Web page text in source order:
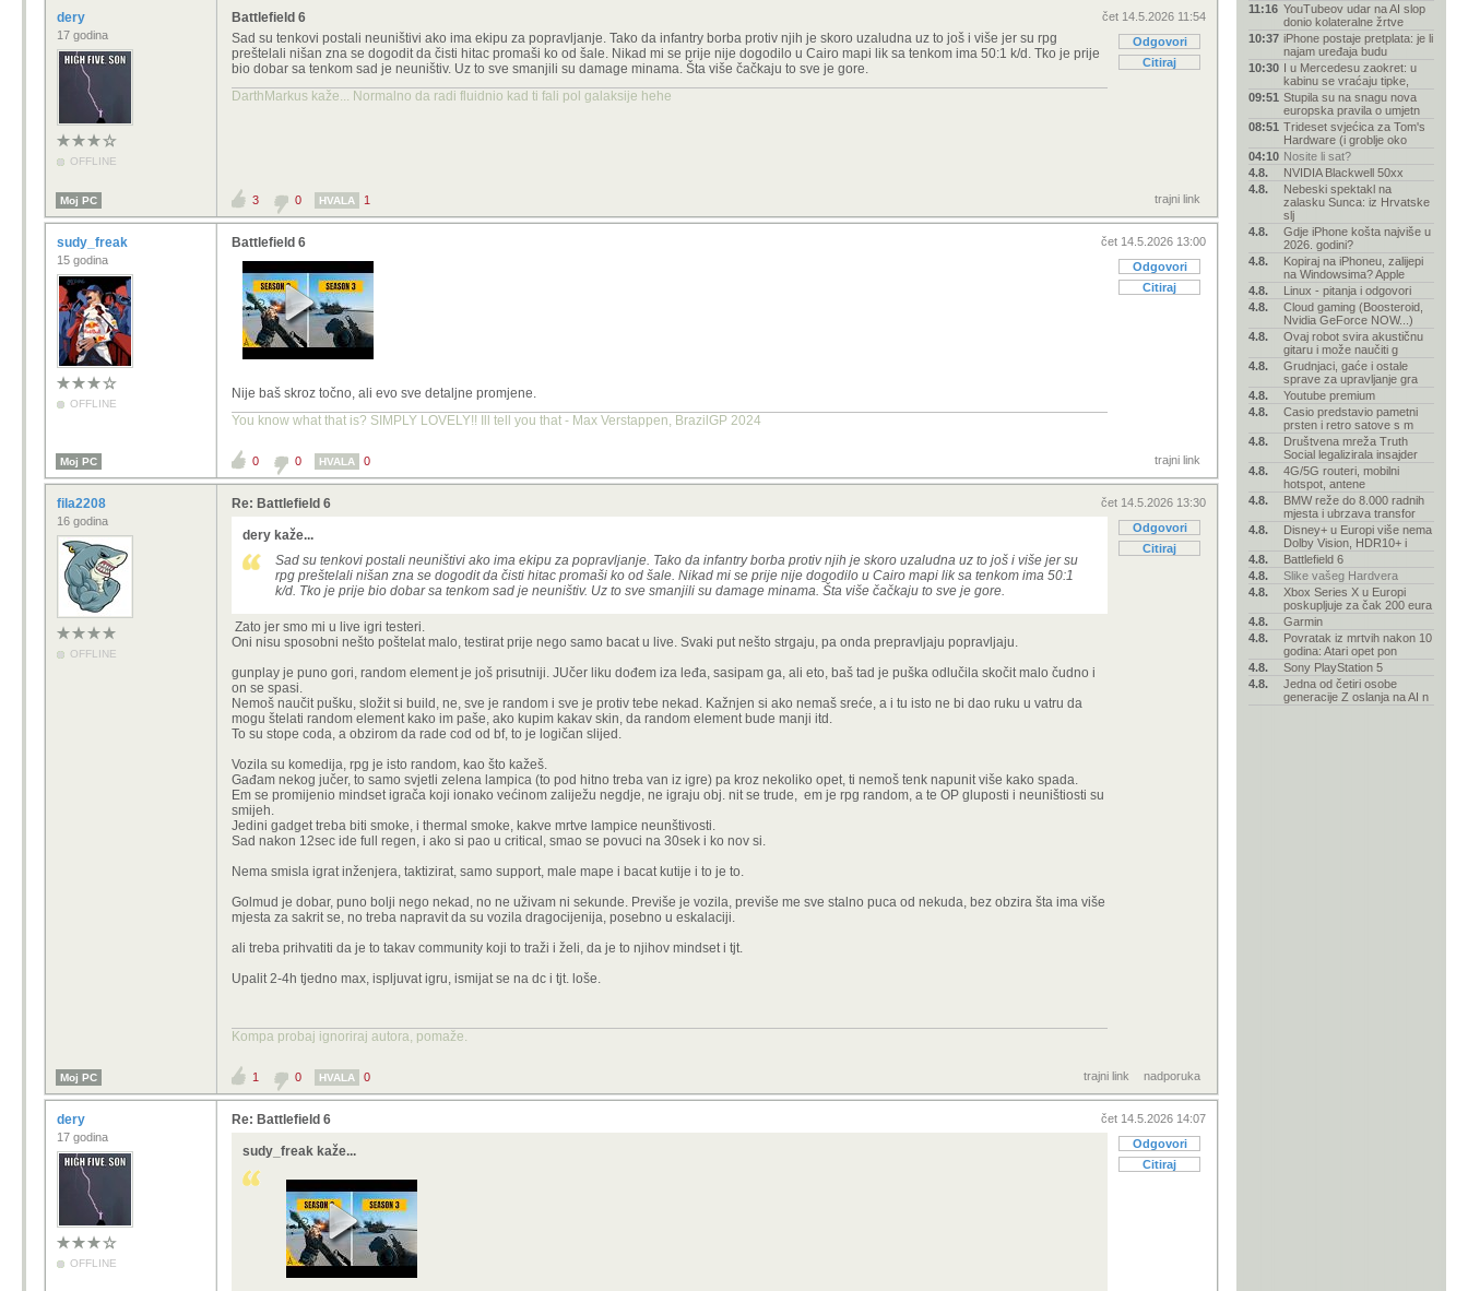
dery
17 godina
OFFLINE
čet 14.5.2026 11:54
Odgovori
Citiraj
Battlefield 6
Sad su tenkovi postali neuništivi ako ima ekipu za popravljanje. Tako da infantry borba protiv njih je skoro uzaludna uz to još i više jer su rpg
preštelali nišan zna se dogodit da čisti hitac promaši ko od šale. Nikad mi se prije nije dogodilo u Cairo mapi lik sa tenkom ima 50:1 k/d. Tko je prije
bio dobar sa tenkom sad je neuništiv. Uz to sve smanjili su damage minama. Šta više čačkaju to sve je gore.
DarthMarkus kaže... Normalno da radi fluidnio kad ti fali pol galaksije hehe
Moj PC trajni link
3 0 HVALA 1
sudy_freak
15 godina
OFFLINE
čet 14.5.2026 13:00
Odgovori
Citiraj
Battlefield 6
Nije baš skroz točno, ali evo sve detaljne promjene.
You know what that is? SIMPLY LOVELY!! Ill tell you that - Max Verstappen, BrazilGP 2024
Moj PC trajni link
0 0 HVALA 0
fila2208
16 godina
OFFLINE
čet 14.5.2026 13:30
Odgovori
Citiraj
Re: Battlefield 6
dery kaže...
Sad su tenkovi postali neuništivi ako ima ekipu za popravljanje. Tako da infantry borba protiv njih je skoro uzaludna uz to još i više jer su
rpg preštelali nišan zna se dogodit da čisti hitac promaši ko od šale. Nikad mi se prije nije dogodilo u Cairo mapi lik sa tenkom ima 50:1
k/d. Tko je prije bio dobar sa tenkom sad je neuništiv. Uz to sve smanjili su damage minama. Šta više čačkaju to sve je gore.
Zato jer smo mi u live igri testeri.
Oni nisu sposobni nešto poštelat malo, testirat prije nego samo bacat u live. Svaki put nešto strgaju, pa onda prepravljaju popravljaju.
gunplay je puno gori, random element je još prisutniji. JUčer liku dođem iza leđa, sasipam ga, ali eto, baš tad je puška odlučila skočit malo čudno i
on se spasi.
Nemoš naučit pušku, složit si build, ne, sve je random i sve je protiv tebe nekad. Kažnjen si ako nemaš sreće, a i tu isto ne bi dao ruku u vatru da
mogu štelati random element kako im paše, ako kupim kakav skin, da random element bude manji itd.
To su stope coda, a obzirom da rade cod od bf, to je logičan slijed.
Vozila su komedija, rpg je isto random, kao što kažeš.
Gađam nekog jučer, to samo svjetli zelena lampica (to pod hitno treba van iz igre) pa kroz nekoliko opet, ti nemoš tenk napunit više kako spada.
Em se promijenio mindset igrača koji ionako većinom zaliježu negdje, ne igraju obj. nit se trude, em je rpg random, a te OP gluposti i neuništiosti su
smijeh.
Jedini gadget treba biti smoke, i thermal smoke, kakve mrtve lampice neunštivosti.
Sad nakon 12sec ide full regen, i ako si pao u critical, smao se povuci na 30sek i ko nov si.
Nema smisla igrat inženjera, taktizirat, samo support, male mape i bacat kutije i to je to.
Golmud je dobar, puno bolji nego nekad, no ne uživam ni sekunde. Previše je vozila, previše me sve stalno puca od nekuda, bez obzira šta ima više
mjesta za sakrit se, no treba napravit da su vozila dragocijenija, posebno u eskalaciji.
ali treba prihvatiti da je to takav community koji to traži i želi, da je to njihov mindset i tjt.
Upalit 2-4h tjedno max, ispljuvat igru, ismijat se na dc i tjt. loše.
Kompa probaj ignoriraj autora, pomaže.
Moj PC trajni link nadporuka
1 0 HVALA 0
dery
17 godina
OFFLINE
čet 14.5.2026 14:07
Odgovori
Citiraj
Re: Battlefield 6
sudy_freak kaže...
11:16 YouTubeov udar na AI slop
donio kolateralne žrtve
10:37 iPhone postaje pretplata: je li
najam uređaja budu
10:30 I u Mercedesu zaokret: u
kabinu se vraćaju tipke,
09:51 Stupila su na snagu nova
europska pravila o umjetn
08:51 Trideset svjećica za Tom's
Hardware (i groblje oko
04:10 Nosite li sat?
4.8.
NVIDIA Blackwell 50xx
4.8.
Nebeski spektakl na
zalasku Sunca: iz Hrvatske
slj
4.8.
Gdje iPhone košta najviše u
2026. godini?
4.8.
Kopiraj na iPhoneu, zalijepi
na Windowsima? Apple
4.8.
Linux - pitanja i odgovori
4.8.
Cloud gaming (Boosteroid,
Nvidia GeForce NOW...)
4.8.
Ovaj robot svira akustičnu
gitaru i može naučiti g
4.8.
Grudnjaci, gaće i ostale
sprave za upravljanje gra
4.8.
Youtube premium
4.8.
Casio predstavio pametni
prsten i retro satove s m
4.8.
Društvena mreža Truth
Social legalizirala insajder
4.8.
4G/5G routeri, mobilni
hotspot, antene
4.8.
BMW reže do 8.000 radnih
mjesta i ubrzava transfor
4.8.
Disney+ u Europi više nema
Dolby Vision, HDR10+ i
4.8.
Battlefield 6
4.8.
Slike vašeg Hardvera
4.8.
Xbox Series X u Europi
poskupljuje za čak 200 eura
4.8.
Garmin
4.8.
Povratak iz mrtvih nakon 10
godina: Atari opet pon
4.8.
Sony PlayStation 5
4.8.
Jedna od četiri osobe
generacije Z oslanja na AI n